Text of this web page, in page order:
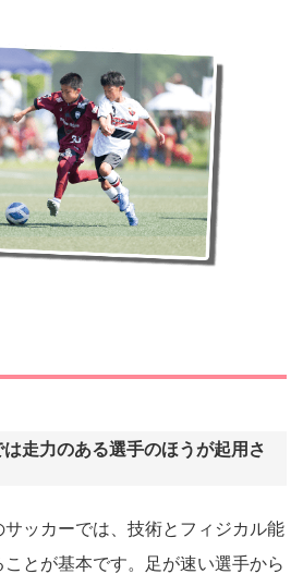
走力のある選手のほうが起用さ
ッカーでは、技術とフィジカル能
とが基本です。足が速い選手から